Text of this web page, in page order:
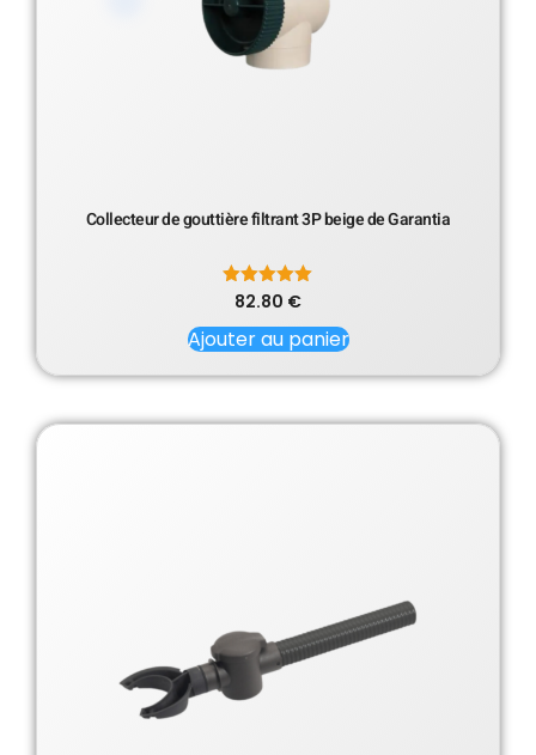
Collecteur de gouttière filtrant 3P beige de Garantia
Note
sur 5
82.80 €
Ajouter au panier